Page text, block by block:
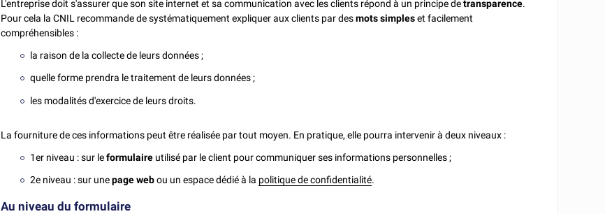
L'entreprise doit s'assurer que son site internet et sa communication avec les clients répond à un principe detransparence.
Pour cela la CNIL recommande de systématiquement expliquer aux clients par desmots simpleset facilement
compréhensibles :
la raison de la collecte de leurs données ;
quelle forme prendra le traitement de leurs données ;
les modalités d'exercice de leurs droits.
La fourniture de ces informations peut être réalisée par tout moyen. En pratique, elle pourra intervenir à deux niveaux :
1er niveau : sur leformulaire utilisé par le client pour communiquer ses informations personnelles ;
2e niveau : sur unepage webou un espace dédié à la politique de confidentialité.
Au niveau du formulaire